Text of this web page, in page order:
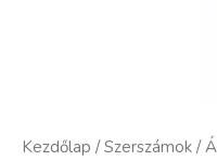
Kezdőlap /Szerszámok /